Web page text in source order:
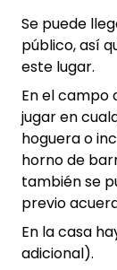
Se puede
público, así
este lugar.
En el campo
jugar en
hoguera o
horno de
también se
previo
En la casa
adicional).